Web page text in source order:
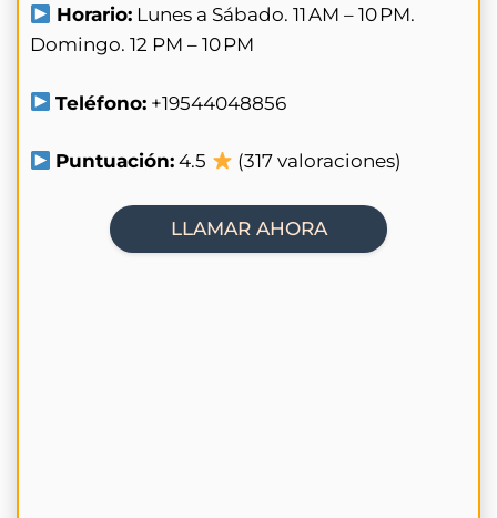
Horario: Lunes a Sábado. 11 AM – 10 PM.
Domingo. 12 PM – 10 PM
Teléfono: +19544048856
Puntuación: 4.5 (317 valoraciones)
LLAMAR AHORA